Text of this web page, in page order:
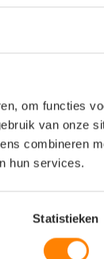
om functies
van onze
combineren
hun services.
Statistieken